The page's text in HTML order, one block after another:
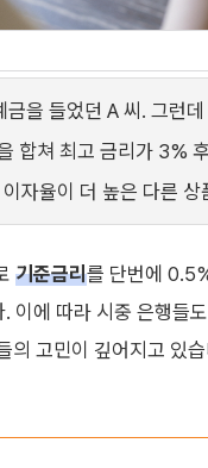
을 들었던 A 씨. 그런
합쳐 최고 금리가 3%
자율이 더 높은 다른
기준금리를 단번에
에 따라 시중 은행들
의 고민이 깊어지고 있